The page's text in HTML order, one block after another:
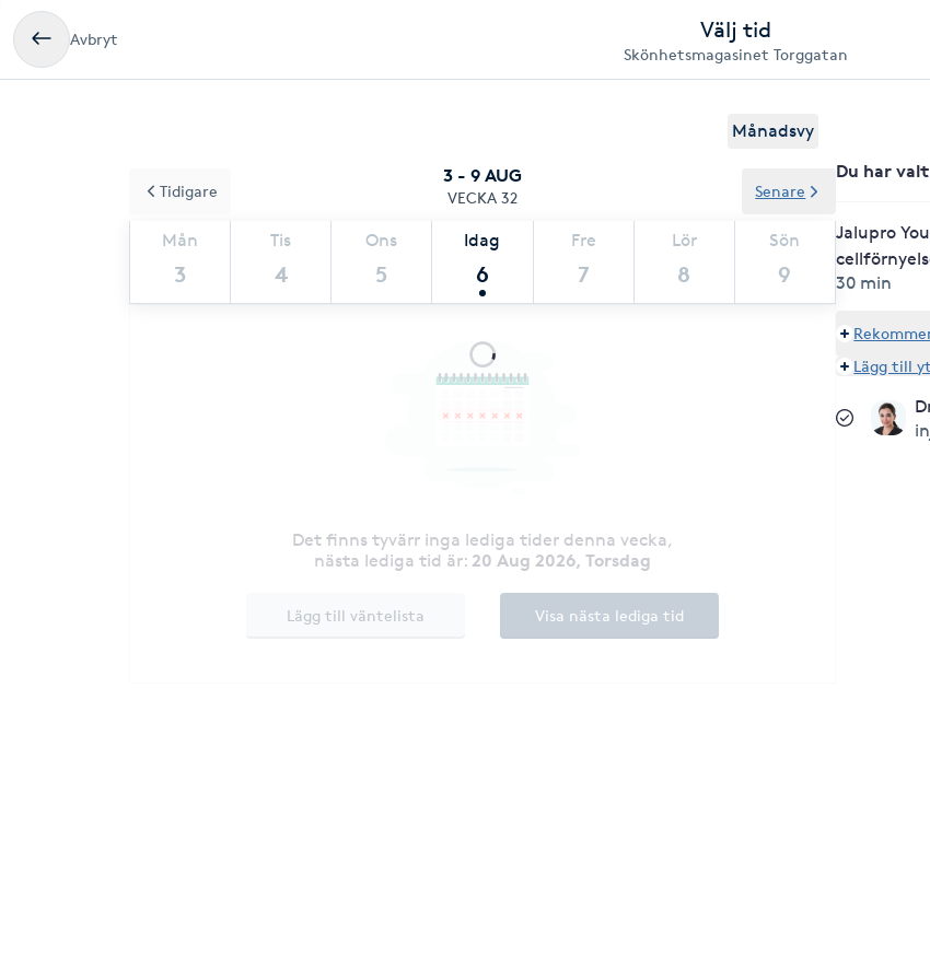
Avbryt Välj tid
Skönhetsmagasinet Torggatan
Månadsvy
3 - 9 AUG
VECKA 32
Mån
3
Tis
4
Ons
5
Idag
6
Fre
7
Lör
8
Sön
9
Tidigare Senare
Det finns tyvärr inga lediga tider denna vecka,
nästa lediga tid är: 20 Aug 2026, Torsdag
Lägg till väntelista Visa nästa lediga tid
Du har valt
Jalupro
30 min
Lägg till